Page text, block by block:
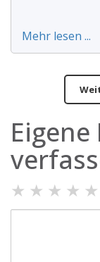
Mehr lesen ...
Eigene
★ ★ ★ ★ ★